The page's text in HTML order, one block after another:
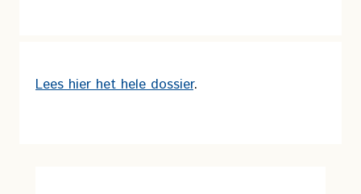
Lees hier het hele dossier.